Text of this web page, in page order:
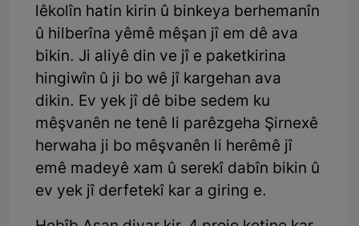
lêkolîn hatin kirin û binkeya berhemanîn
û hilberîna yêmê mêşan jî em dê ava
bikin. Ji aliyê din ve jî e paketkirina
hingiwîn û ji bo wê jî kargehan ava
dikin. Ev yek jî dê bibe sedem ku
mêşvanên ne tenê li parêzgeha Şirnexê
herwaha ji bo mêşvanên li herêmê jî
emê madeyê xam û serekî dabîn bikin û
ev yek jî derfetekî kar a giring e.